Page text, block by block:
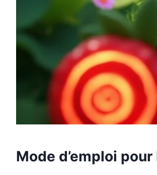
Mode d’emploi